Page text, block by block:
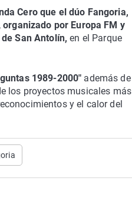
Cero que el dúo Fangoria,
organizado por Europa FM y
San Antolín, en el Parque
1989-2000" además de
los proyectos musicales más
y el calor del